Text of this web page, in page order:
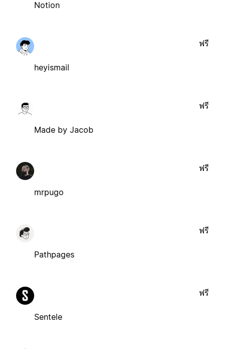
Notion
heyismail
ฟรี
Made by Jacob
ฟรี
mrpugo
ฟรี
Pathpages
ฟรี
Sentele
ฟรี